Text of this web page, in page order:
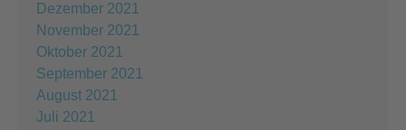
Dezember 2021
November 2021
Oktober 2021
September 2021
August 2021
Juli 2021